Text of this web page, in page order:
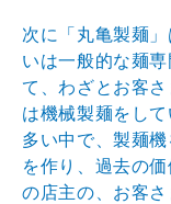
次に「丸亀製麺
いは一般的な麺
て、わざとお客
は機械製麺をし
多い中で、製麺
を作り、過去の
の店主の、お客